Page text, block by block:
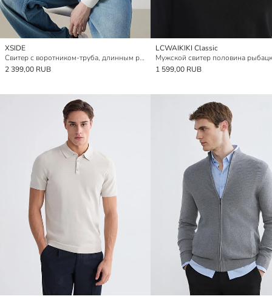
XSIDE
Свитер с воротником-труба, длинным рукавом, полосатый, трикотажный для мужчин
2 399,00 RUB
LCWAIKIKI Classic
1 599,00 RUB